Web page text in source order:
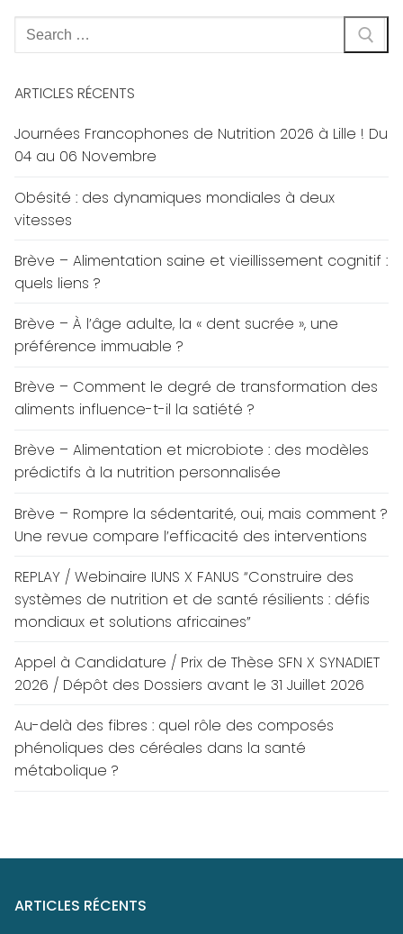
Rechercher
:
ARTICLES RÉCENTS
Journées Francophones de Nutrition 2026 à Lille ! Du
04 au 06 Novembre
Obésité : des dynamiques mondiales à deux
vitesses
Brève – Alimentation saine et vieillissement cognitif :
quels liens ?
Brève – À l’âge adulte, la « dent sucrée », une
préférence immuable ?
Brève – Comment le degré de transformation des
aliments influence-t-il la satiété ?
Brève – Alimentation et microbiote : des modèles
prédictifs à la nutrition personnalisée
Brève – Rompre la sédentarité, oui, mais comment ?
Une revue compare l’efficacité des interventions
REPLAY / Webinaire IUNS X FANUS “Construire des
systèmes de nutrition et de santé résilients : défis
mondiaux et solutions africaines”
Appel à Candidature / Prix de Thèse SFN X SYNADIET
2026 / Dépôt des Dossiers avant le 31 Juillet 2026
Au-delà des fibres : quel rôle des composés
phénoliques des céréales dans la santé
métabolique ?
ARTICLES RÉCENTS